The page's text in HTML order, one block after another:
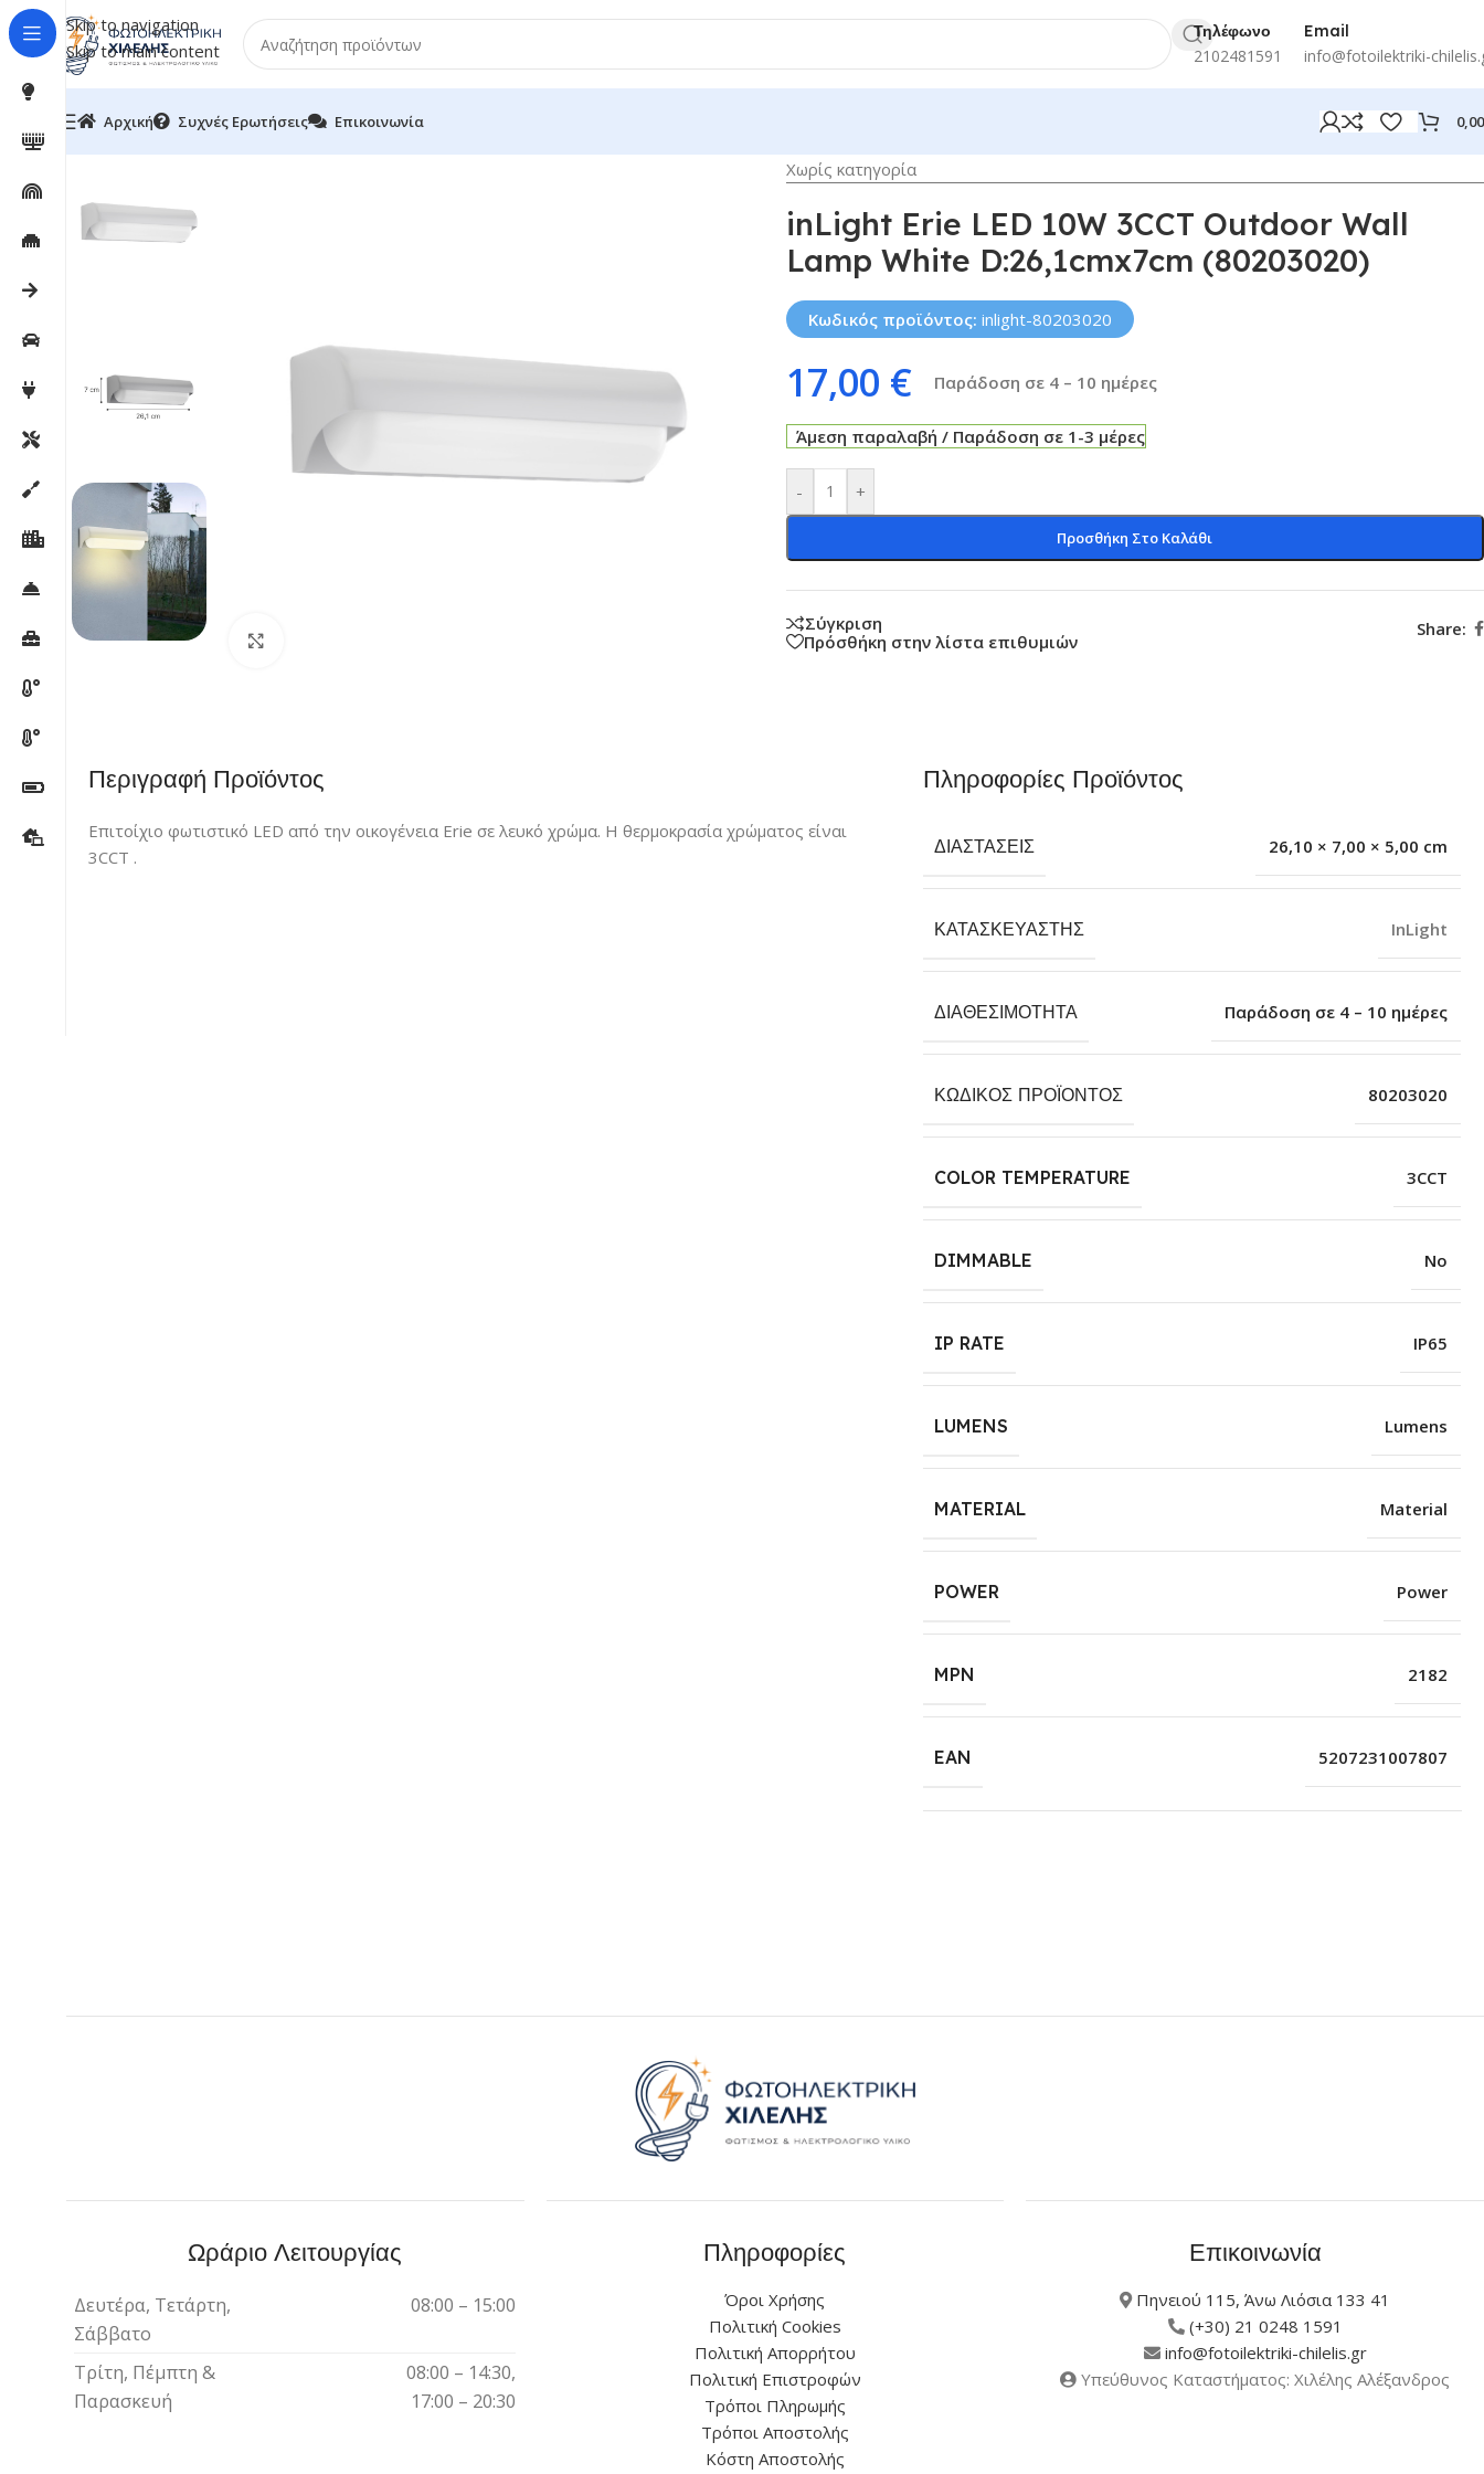
Skip to navigation
Skip to main content
Τηλέφωνο
2102481591
Email
info@fotoilektriki-
Αρχική Συχνές Ερωτήσεις Επικοινωνία
Χωρίς κατηγορία
inLight Erie LED 10W 3CCT Outdoor Wall
Lamp White D:26,1cmx7cm (80203020)
Κωδικός προϊόντος: inlight-80203020
17,00 € Παράδοση σε 4 – 10 ημέρες
Άμεση παραλαβή / Παράδοση σε 1-3 μέρες
- +
Προσθήκη Στο Καλάθι
Σύγκριση
Πρόσθήκη στην λίστα επιθυμιών
Share:
Περιγραφή Προϊόντος
Επιτοίχιο φωτιστικό LED από την οικογένεια Erie σε λευκό χρώμα. Η θερμοκρασία χρώματος είναι
3CCT .
Πληροφορίες Προϊόντος
ΔΙΑΣΤΆΣΕΙΣ 26,10 × 7,00 × 5,00 cm
ΚΑΤΑΣΚΕΥΑΣΤΉΣ InLight
ΔΙΑΘΕΣΙΜΌΤΗΤΑ Παράδοση σε 4 – 10 ημέρες
ΚΩΔΙΚΌΣ ΠΡΟΪΌΝΤΟΣ 80203020
COLOR TEMPERATURE 3CCT
DIMMABLE No
IP RATE IP65
LUMENS Lumens
MATERIAL Material
POWER Power
MPN 2182
EAN 5207231007807
Ωράριο Λειτουργίας
Δευτέρα, Τετάρτη,
Σάββατο
08:00 – 15:00
Τρίτη, Πέμπτη &
Παρασκευή
08:00 – 14:30,
17:00 – 20:30
Πληροφορίες
Όροι Χρήσης
Πολιτική Cookies
Πολιτική Απορρήτου
Πολιτική Επιστροφών
Τρόποι Πληρωμής
Τρόποι Αποστολής
Κόστη Αποστολής
Επικοινωνία
Πηνειού 115, Άνω Λιόσια 133 41
(+30) 21 0248 1591
info@fotoilektriki-chilelis.gr
Υπεύθυνος Καταστήματος: Χιλέλης Αλέξανδρος